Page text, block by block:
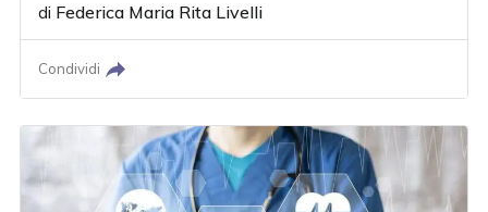
di Federica Maria Rita Livelli
Condividi